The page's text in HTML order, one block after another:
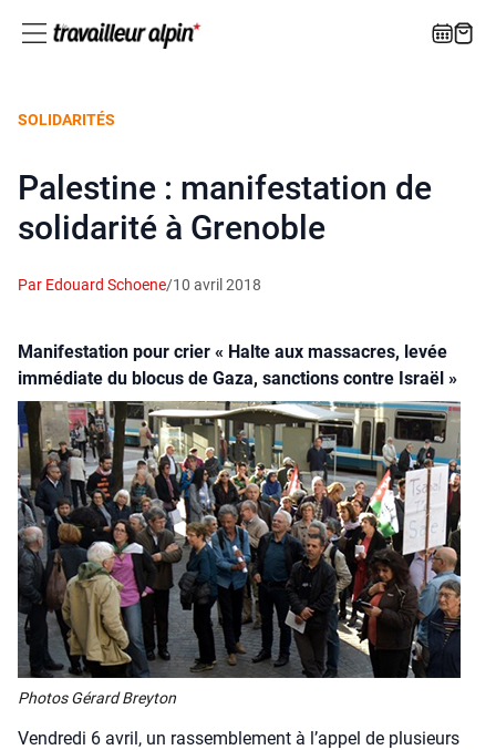
SOLIDARITÉS
Palestine : manifestation de
solidarité à Grenoble
Par Edouard Schoene/10 avril 2018
Manifestation pour crier « Halte aux massacres, levée
immédiate du blocus de Gaza, sanctions contre Israël »
Pho­tos Gérard Brey­ton
Ven­dre­di 6 avril, un ras­sem­ble­ment à l’appel de plu­sieurs